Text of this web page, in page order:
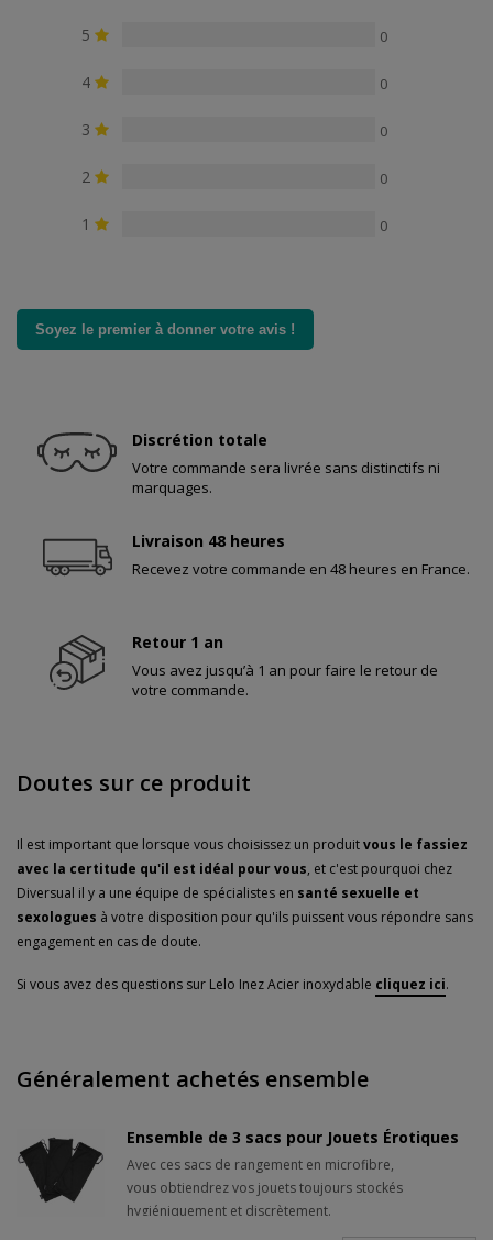
5 0
4 0
3 0
2 0
1 0
Soyez le premier à donner votre avis !
Discrétion totale
Votre commande sera livrée sans distinctifs ni
marquages.
Livraison 48 heures
Recevez votre commande en 48 heures en France.
Retour 1 an
Vous avez jusqu’à 1 an pour faire le retour de
votre commande.
Doutes sur ce produit
Il est important que lorsque vous choisissez un produitvous le fassiez
avec la certitude qu'il est idéal pour vous, et c'est pourquoi chez
Diversual il y a une équipe de spécialistes en santé sexuelle et
sexologues à votre disposition pour qu'ils puissent vous répondre sans
engagement en cas de doute.
Si vous avez des questions sur Lelo Inez Acier inoxydable cliquez ici.
Généralement achetés ensemble
Ensemble de 3 sacs pour Jouets Érotiques
Avec ces sacs de rangement en microfibre,
vous obtiendrez vos jouets toujours stockés
hygiéniquement et discrètement.